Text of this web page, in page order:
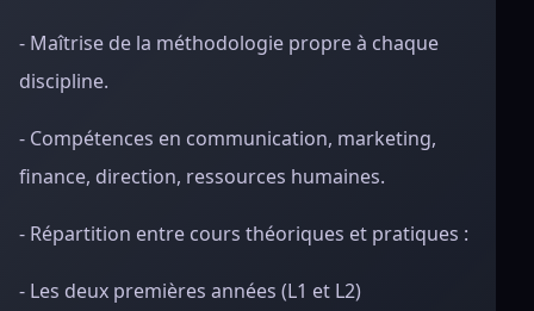
- Maîtrise de la méthodologie propre à chaque
discipline.
- Compétences en communication, marketing,
finance, direction, ressources humaines.
- Répartition entre cours théoriques et pratiques :
- Les deux premières années (L1 et L2)